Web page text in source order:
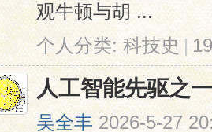
观牛顿与胡 ...
个人分类: 科技史 |
人工智能先驱之
吴全丰 2026-5-27